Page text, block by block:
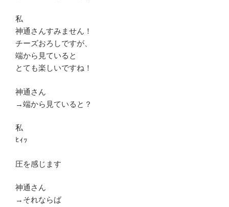
私
神通さんすみません！
チーズおろしですが、
端から見ていると
とても楽しいですね！
神通さん
→端から見ていると？
私
ﾋｨｯ
圧を感じます
神通さん
→それならば